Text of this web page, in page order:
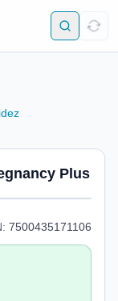
Plus
7500435171106